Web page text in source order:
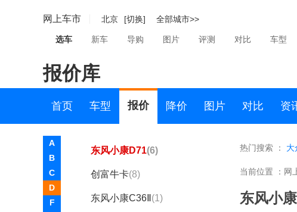
网上车市 北京 [切换] 全部城市>>
选车 新车 导购 图片 评测 对比 车型
报价库
首页 车型 报价 降价 图片 对比 资
A
B
C
D
F
东风小康D71 PLUS
东风小康D72(6)
东风小康EC36Ⅱ(3)
东风小康D71(6)
创富牛卡(8)
东风小康C36Ⅱ (1)
热门搜索 ： 大
当前位置 ： 网
东风小